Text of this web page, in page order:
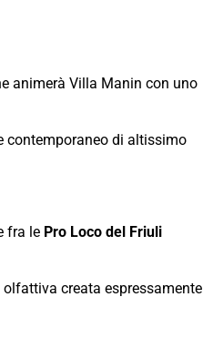
animerà Villa Manin con uno
contemporaneo di altissimo
fra le Pro Loco del Friuli
olfattiva creata espressamente